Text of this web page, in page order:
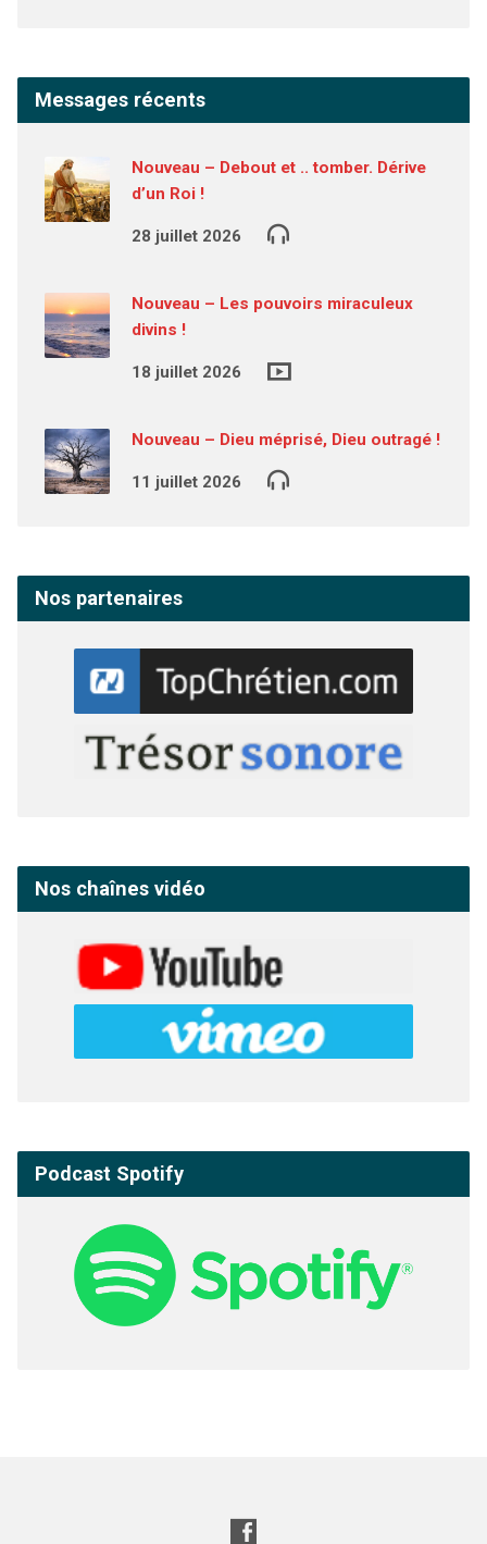
Messages récents
Nouveau – Debout et .. tomber. Dérive
d’un Roi !
28 juillet 2026
Nouveau – Les pouvoirs miraculeux
divins !
18 juillet 2026
Nouveau – Dieu méprisé, Dieu outragé !
11 juillet 2026
Nos partenaires
Nos chaînes vidéo
Podcast Spotify